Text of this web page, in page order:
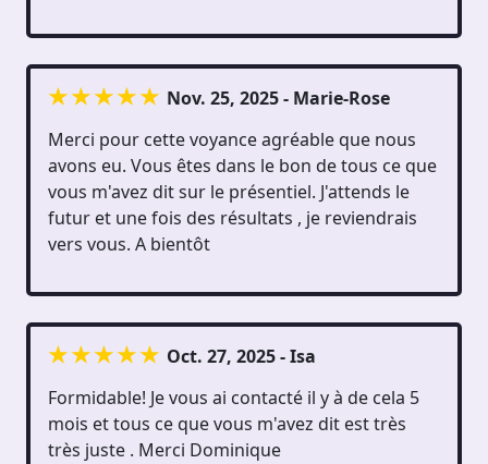
Nov. 25, 2025 - Marie-Rose
Merci pour cette voyance agréable que nous
avons eu. Vous êtes dans le bon de tous ce que
vous m'avez dit sur le présentiel. J'attends le
futur et une fois des résultats , je reviendrais
vers vous. A bientôt
Oct. 27, 2025 - Isa
Formidable! Je vous ai contacté il y à de cela 5
mois et tous ce que vous m'avez dit est très
très juste . Merci Dominique